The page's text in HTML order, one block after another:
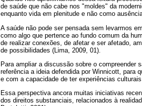
de saúde que não cabe nos "moldes" da
enquanto vida em plenitude e não como
A saúde não pode ser pensada sem levarmos
como algo que pertence ao fundo comum da
de realizar conexões, de afetar e ser afetado,
de possibilidades (Lima, 2009, 01).
Para ampliar a discussão sobre o compreender
referência a ideia defendida por Winnicott, para
e com a capacidade de ter experiências
Essa perspectiva ancora muitas iniciativas
dos direitos substanciais, relacionados à